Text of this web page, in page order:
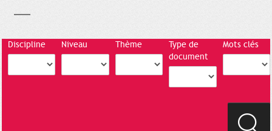
Discipline Niveau Thème
Type de
document
Mots clés